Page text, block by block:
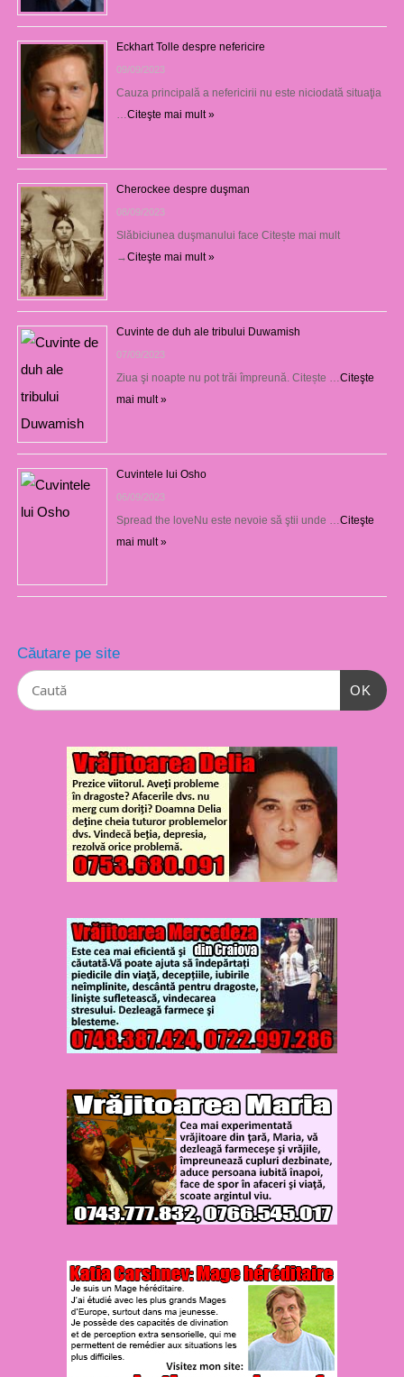
Eckhart Tolle despre nefericire
09/09/2023
Cauza principală a nefericirii nu este niciodată situaţia
Citeşte mai mult »
Cherockee despre duşman
08/09/2023
Slăbiciunea duşmanului face Citește mai mult
→Citeşte mai mult »
Cuvinte de duh ale tribului Duwamish
07/09/2023
Ziua şi noapte nu pot trăi împreună. Citește … Citeşte
mai mult »
Cuvintele lui Osho
06/09/2023
Spread the loveNu este nevoie să ştii unde … Citeşte
mai mult »
Căutare pe site
OK